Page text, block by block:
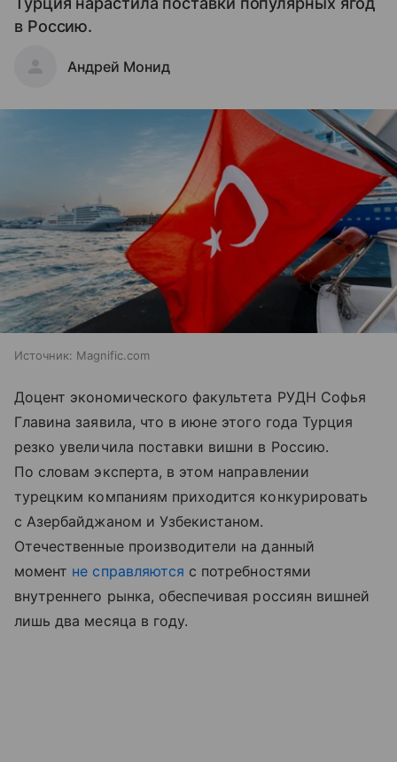
в Россию.
Андрей Монид
Источник: Magnific.com
Доцент экономического факультета РУДН Софья
Главина заявила, что в июне этого года Турция
резко увеличила поставки вишни в Россию.
По словам эксперта, в этом направлении
турецким компаниям приходится конкурировать
с Азербайджаном и Узбекистаном.
Отечественные производители на данный
момент не справляются с потребностями
внутреннего рынка, обеспечивая россиян вишней
лишь два месяца в году.